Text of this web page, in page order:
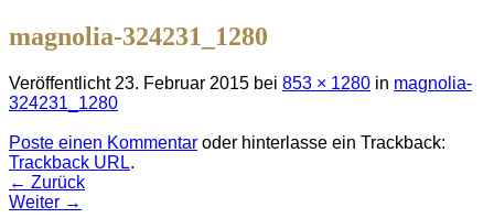
magnolia-324231_1280
Veröffentlicht 23. Februar 2015 bei 853 × 1280 in magnolia-
324231_1280
Poste einen Kommentar oder hinterlasse ein Trackback:
Trackback URL.
← Zurück
Weiter →